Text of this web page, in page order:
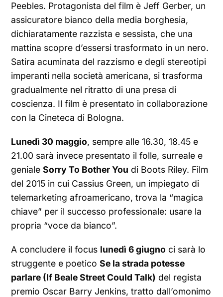
Peebles. Protagonista del film è Jeff Gerber, un
assicuratore bianco della media borghesia,
dichiaratamente razzista e sessista, che una
mattina scopre d’essersi trasformato in un nero.
Satira acuminata del razzismo e degli stereotipi
imperanti nella società americana, si trasforma
gradualmente nel ritratto di una presa di
coscienza. Il film è presentato in collaborazione
con la Cineteca di Bologna.
Lunedì 30 maggio, sempre alle 16.30, 18.45 e
21.00 sarà invece presentato il folle, surreale e
genialeSorry To Bother You di Boots Riley. Film
del 2015 in cui Cassius Green, un impiegato di
telemarketing afroamericano, trova la “magica
chiave” per il successo professionale: usare la
propria “voce da bianco”.
A concludere il focus lunedì 6 giugno ci sarà lo
struggente e poeticoSe la strada potesse
parlare (If Beale Street Could Talk) del regista
premio Oscar Barry Jenkins, tratto dall’omonimo